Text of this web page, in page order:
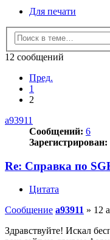
Для печати
12 сообщений
Пред.
1
2
a93911
Сообщений: 6
Зарегистрирован:
Re: Справка по
Цитата
Сообщение a93911 » 12
Здравствуйте! Искал